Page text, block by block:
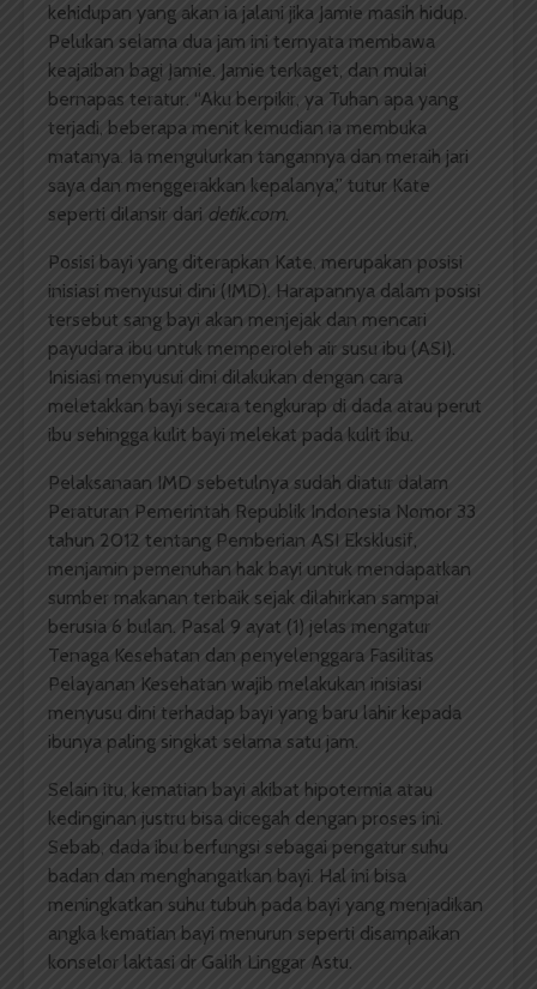
kehidupan yang akan ia jalani jika Jamie masih hidup.
Pelukan selama dua jam ini ternyata membawa
keajaiban bagi Jamie. Jamie terkaget, dan mulai
bernapas teratur. “Aku berpikir, ya Tuhan apa yang
terjadi, beberapa menit kemudian ia membuka
matanya. Ia mengulurkan tangannya dan meraih jari
saya dan menggerakkan kepalanya,” tutur Kate
seperti dilansir dari detik.com.
Posisi bayi yang diterapkan Kate, merupakan posisi
inisiasi menyusui dini (IMD). Harapannya dalam posisi
tersebut sang bayi akan menjejak dan mencari
payudara ibu untuk memperoleh air susu ibu (ASI).
Inisiasi menyusui dini dilakukan dengan cara
meletakkan bayi secara tengkurap di dada atau perut
ibu sehingga kulit bayi melekat pada kulit ibu.
Pelaksanaan IMD sebetulnya sudah diatur dalam
Peraturan Pemerintah Republik Indonesia Nomor 33
tahun 2012 tentang Pemberian ASI Eksklusif,
menjamin pemenuhan hak bayi untuk mendapatkan
sumber makanan terbaik sejak dilahirkan sampai
berusia 6 bulan. Pasal 9 ayat (1) jelas mengatur
Tenaga Kesehatan dan penyelenggara Fasilitas
Pelayanan Kesehatan wajib melakukan inisiasi
menyusu dini terhadap bayi yang baru lahir kepada
ibunya paling singkat selama satu jam.
Selain itu, kematian bayi akibat hipotermia atau
kedinginan justru bisa dicegah dengan proses ini.
Sebab, dada ibu berfungsi sebagai pengatur suhu
badan dan menghangatkan bayi. Hal ini bisa
meningkatkan suhu tubuh pada bayi yang menjadikan
angka kematian bayi menurun seperti disampaikan
konselor laktasi dr Galih Linggar Astu.